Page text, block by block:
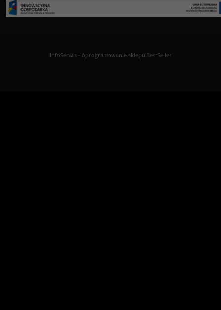
InfoSerwis- oprogramowanie sklepu BestSeller